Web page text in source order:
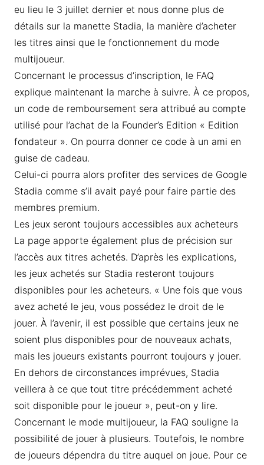
eu lieu le 3 juillet dernier et nous donne plus de
détails sur la manette Stadia, la manière d’acheter
les titres ainsi que le fonctionnement du mode
multijoueur.
Concernant le processus d’inscription, le FAQ
explique maintenant la marche à suivre. À ce propos,
un code de remboursement sera attribué au compte
utilisé pour l’achat de la Founder’s Edition « Edition
fondateur ». On pourra donner ce code à un ami en
guise de cadeau.
Celui-ci pourra alors profiter des services de Google
Stadia comme s’il avait payé pour faire partie des
membres premium.
Les jeux seront toujours accessibles aux acheteurs
La page apporte également plus de précision sur
l’accès aux titres achetés. D’après les explications,
les jeux achetés sur Stadia resteront toujours
disponibles pour les acheteurs. « Une fois que vous
avez acheté le jeu, vous possédez le droit de le
jouer. À l’avenir, il est possible que certains jeux ne
soient plus disponibles pour de nouveaux achats,
mais les joueurs existants pourront toujours y jouer.
En dehors de circonstances imprévues, Stadia
veillera à ce que tout titre précédemment acheté
soit disponible pour le joueur », peut-on y lire.
Concernant le mode multijoueur, la FAQ souligne la
possibilité de jouer à plusieurs. Toutefois, le nombre
de joueurs dépendra du titre auquel on joue. Pour ce